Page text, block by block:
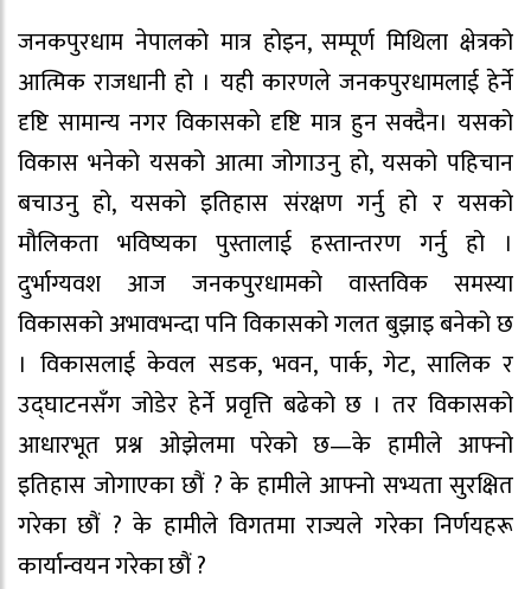
जनकपुरधाम नेपालको मात्र होइन, सम्पूर्ण मिथिला क्षेत्रको
आत्मिक राजधानी हो । यही कारणले जनकपुरधामलाई हेर्ने
दृष्टि सामान्य नगर विकासको दृष्टि मात्र हुन सक्दैन। यसको
विकास भनेको यसको आत्मा जोगाउनु हो, यसको पहिचान
बचाउनु हो, यसको इतिहास संरक्षण गर्नु हो र यसको
मौलिकता भविष्यका पुस्तालाई हस्तान्तरण गर्नु हो ।
दुर्भाग्यवश आज जनकपुरधामको वास्तविक समस्या
विकासको अभावभन्दा पनि विकासको गलत बुझाइ बनेको छ
। विकासलाई केवल सडक, भवन, पार्क, गेट, सालिक र
उद्घाटनसँग जोडेर हेर्ने प्रवृत्ति बढेको छ । तर विकासको
आधारभूत प्रश्न ओझेलमा परेको छ—के हामीले आफ्नो
इतिहास जोगाएका छौं ? के हामीले आफ्नो सभ्यता सुरक्षित
गरेका छौं ? के हामीले विगतमा राज्यले गरेका निर्णयहरू
कार्यान्वयन गरेका छौं ?